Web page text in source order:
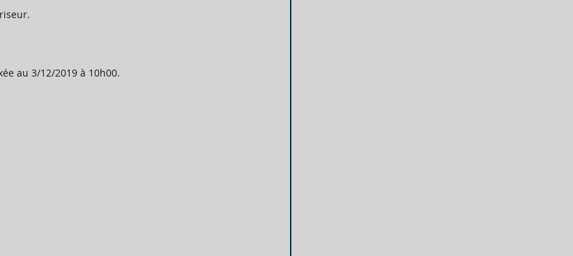
au 3/12/2019 à 10h00.